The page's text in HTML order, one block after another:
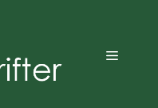
Meny